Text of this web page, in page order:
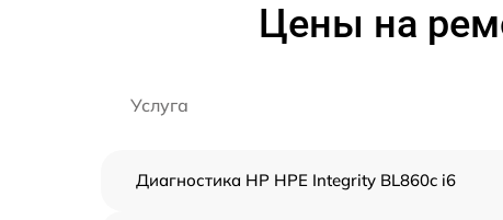
Цены на
Услуга
Диагностика HP HPE Integrity BL860c i6